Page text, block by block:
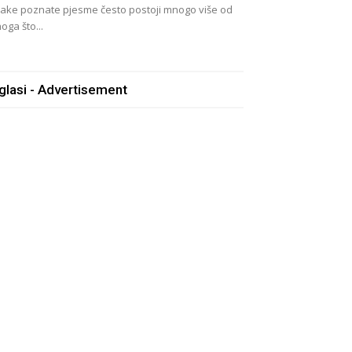
poznate pjesme često postoji mnogo više od
što...
- Advertisement